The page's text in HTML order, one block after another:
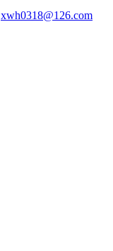
xwh0318@126.com